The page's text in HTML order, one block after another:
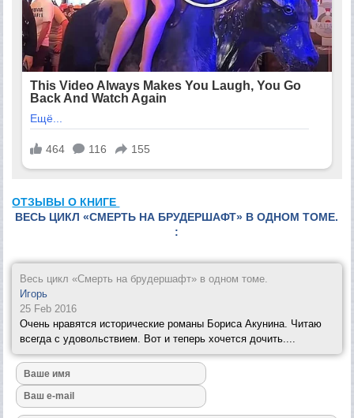
ОТЗЫВЫ О КНИГЕ
ВЕСЬ ЦИКЛ «СМЕРТЬ НА БРУДЕРШАФТ» В ОДНОМ ТОМЕ.
:
Весь цикл «Смерть на брудершафт» в одном томе.
Игорь
25 Feb 2016
Очень нравятся исторические романы Бориса Акунина. Читаю
всегда с удовольствием. Вот и теперь хочется дочить....